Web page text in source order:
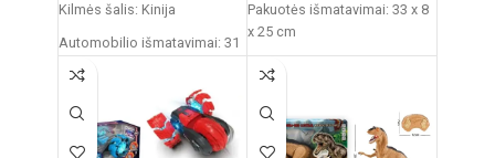
Kilmės šalis: Kinija
Automobilio išmatavimai: 31
x 15 x 12 cm
Rekomenduojamas amžius:
nuo 6 metų
Reiklaingi elementai: 2xAA +
Pakuotės išmatavimai: 33 x 8
x 25 cm
Automobilio išmatavimai: 18
x 8 x 6 cm
Rekomenduojamas amžius:
nuo 6 metų